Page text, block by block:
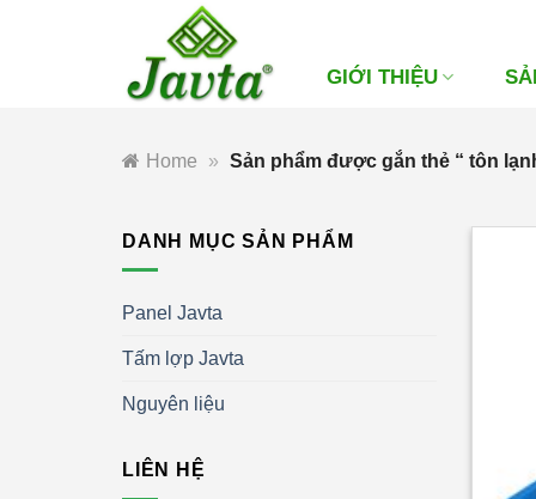
GIỚI THIỆU
Home » Sản phẩm được gắn thẻ “ tôn
DANH MỤC SẢN PHẨM
Panel Javta
Tấm lợp Javta
Nguyên liệu
LIÊN HỆ